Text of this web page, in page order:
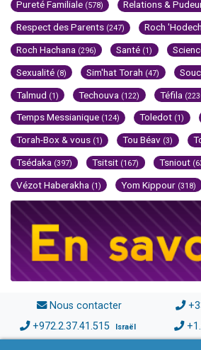
Pureté Familiale (578) Relations &
Respect des Parents (247) Roch 'Hodech
Roch Hachana (296) Santé (1)
Sexualité (8) Sim'hat Torah (47)
Talmud (1) Techouva (122) Téfila
Temps Messianique (124) Toledot (1)
Torah-Box & vous (1) Tou Béav (3)
Tsédaka (397) Tsitsit (167) Tsniout
Vézot Haberakha (1) Yom Kippour (318)
Nous contacter
+972.2.37.41.515 Israël